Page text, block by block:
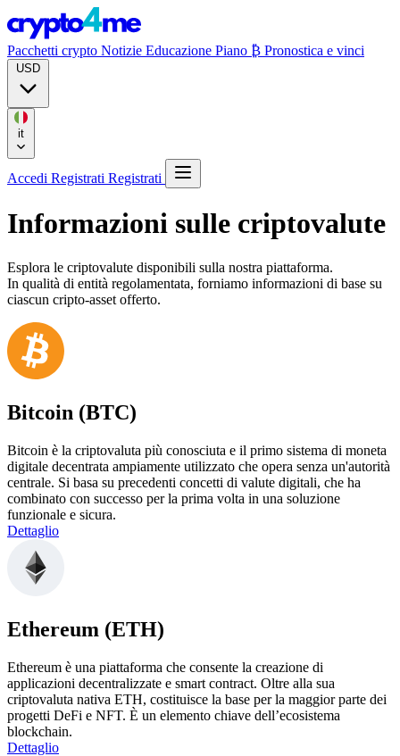
Pacchetti crypto Notizie Educazione Piano ₿ Pronostica e vinci
Accedi Registrati Registrati
Informazioni sulle criptovalute
Esplora le criptovalute disponibili sulla nostra piattaforma.
In qualità di entità regolamentata, forniamo informazioni di base su
ciascun cripto-asset offerto.
Bitcoin (BTC)
Bitcoin è la criptovaluta più conosciuta e il primo sistema di moneta
digitale decentrata ampiamente utilizzato che opera senza un'autorità
centrale. Si basa su precedenti concetti di valute digitali, che ha
combinato con successo per la prima volta in una soluzione
funzionale e sicura.
Dettaglio
Ethereum (ETH)
Ethereum è una piattaforma che consente la creazione di
applicazioni decentralizzate e smart contract. Oltre alla sua
criptovaluta nativa ETH, costituisce la base per la maggior parte dei
progetti DeFi e NFT. È un elemento chiave dell’ecosistema
blockchain.
Dettaglio